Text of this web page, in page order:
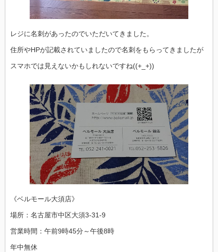
レジに名刺があったのでいただいてきました。
住所やHPが記載されていましたので名刺をもらってきましたが
スマホでは見えないかもしれないですね((+_+))
《ベルモール大須店》
場所：名古屋市中区大須3-31-9
営業時間：午前9時45分～午後8時
年中無休